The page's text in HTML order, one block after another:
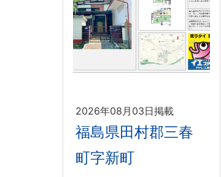
2026年08月03日掲載
福島県田村郡三春
町字新町